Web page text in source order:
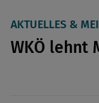
AKTUELLES &
WKÖ lehnt